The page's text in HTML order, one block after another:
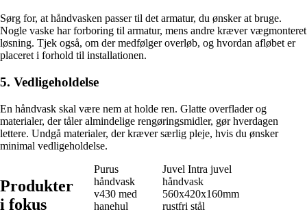
Sørg for, at håndvasken passer til det armatur, du ønsker at bruge.
Nogle vaske har forboring til armatur, mens andre kræver vægmonteret
løsning. Tjek også, om der medfølger overløb, og hvordan afløbet er
placeret i forhold til installationen.
5. Vedligeholdelse
En håndvask skal være nem at holde ren. Glatte overflader og
materialer, der tåler almindelige rengøringsmidler, gør hverdagen
lettere. Undgå materialer, der kræver særlig pleje, hvis du ønsker
minimal vedligeholdelse.
Produkter
i fokus
Purus
håndvask
v430 med
hanehul
Juvel Intra juvel
håndvask
560x420x160mm
rustfri stål